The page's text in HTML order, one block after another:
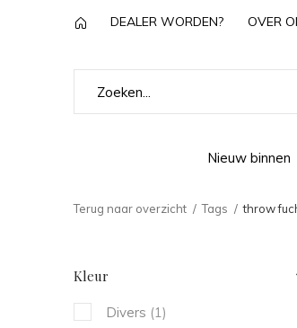
Nieuw binnen
DEALER WORDEN? OVER
Terug naar overzicht Tags throw
Kleur
Divers (1)